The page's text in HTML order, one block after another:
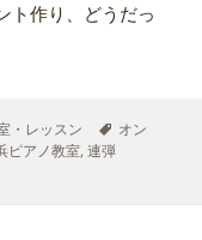
ト作り、どうだっ
・レッスン
タ
オン
ピアノ教室,連弾